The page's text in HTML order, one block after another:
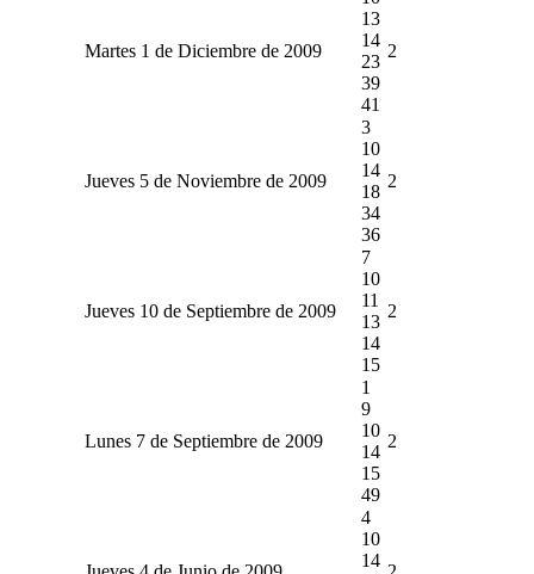
Martes 1 de Diciembre de 2009
13
14
23
39
41
2
Jueves 5 de Noviembre de 2009
3
10
14
18
34
36
2
Jueves 10 de Septiembre de 2009
7
10
11
13
14
15
2
Lunes 7 de Septiembre de 2009
1
9
10
14
15
49
2
4
10
14